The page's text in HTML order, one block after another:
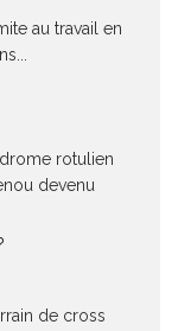
au travail en
rotulien
devenu
de cross